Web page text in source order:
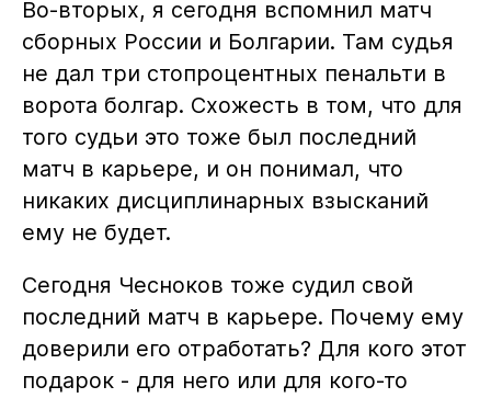
Во-вторых, я сегодня вспомнил матч
сборных России и Болгарии. Там судья
не дал три стопроцентных пенальти в
ворота болгар. Схожесть в том, что для
того судьи это тоже был последний
матч в карьере, и он понимал, что
никаких дисциплинарных взысканий
ему не будет.
Сегодня Чесноков тоже судил свой
последний матч в карьере. Почему ему
доверили его отработать? Для кого этот
подарок - для него или для кого-то